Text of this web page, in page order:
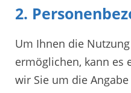
2.
Um Ihnen die
ermöglichen, kann es
wir Sie um die